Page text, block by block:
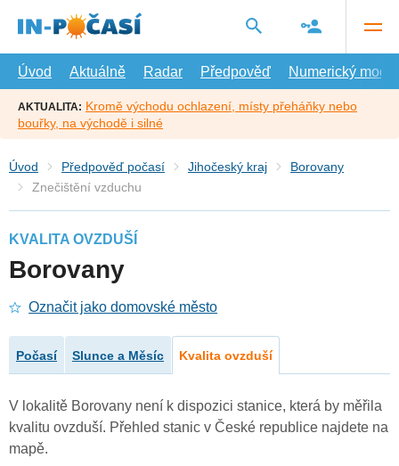
hlavní
Úvod
Aktuálně Radar Předpověď Numerický model
AKTUALITA: Kromě východu ochlazení, místy přeháňky nebo
bouřky, na východě i silné
Úvod Předpověď počasí Jihočeský kraj
Borovany
Znečištění vzduchu
KVALITA OVZDUŠÍ
Borovany
Označit jako domovské město
Počasí Slunce a Měsíc Kvalita ovzduší
V lokalitě Borovany není k dispozici stanice, která by měřila
kvalitu ovzduší. Přehled stanic v České republice najdete na
mapě.